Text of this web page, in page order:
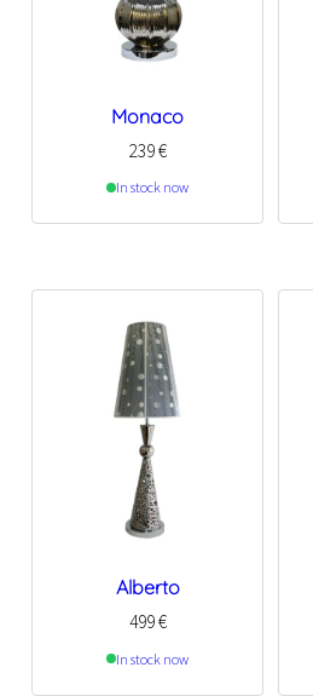
Monaco
239€
In stock now
Alberto
499€
In stock now